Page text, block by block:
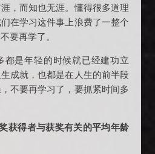
，而知也无涯。懂得很多道理
在学习这件事上浪费了一整个
要再学了。
都是年轻的时候就已经建功立
成就，也都是在人生的前半段
不要再学习了，要抓紧时间多
获得者与获奖有关的平均年龄